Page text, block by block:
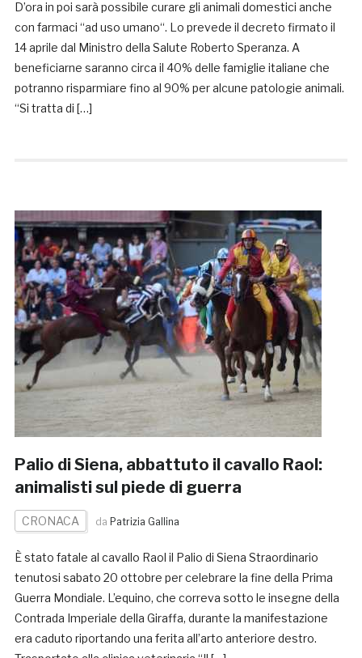
D’ora in poi sarà possibile curare gli animali domestici anche
con farmaci “ad uso umano“. Lo prevede il decreto firmato il
14 aprile dal Ministro della Salute Roberto Speranza. A
beneficiarne saranno circa il 40% delle famiglie italiane che
potranno risparmiare fino al 90% per alcune patologie animali.
“Si tratta di […]
Palio di Siena, abbattuto il cavallo Raol:
animalisti sul piede di guerra
CRONACA da Patrizia Gallina
È stato fatale al cavallo Raol il Palio di Siena Straordinario
tenutosi sabato 20 ottobre per celebrare la fine della Prima
Guerra Mondiale. L’equino, che correva sotto le insegne della
Contrada Imperiale della Giraffa, durante la manifestazione
era caduto riportando una ferita all’arto anteriore destro.